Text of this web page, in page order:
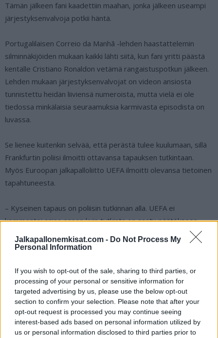
Jalkapallonemkisat.com - Do Not Process My
Personal Information
If you wish to opt-out of the sale, sharing to third parties, or
processing of your personal or sensitive information for
targeted advertising by us, please use the below opt-out
section to confirm your selection. Please note that after your
opt-out request is processed you may continue seeing
interest-based ads based on personal information utilized by
us or personal information disclosed to third parties prior to
Tämän jälkeen fani kaadettiin maahan, jonka jälkeen useampi
järjestyksenvalvoja potkii häntä.
Portugalilaisen Correio da Manhã -lehden haastattelemin
silminnäkijöiden mukaan kaikki lähti siitä, kun fani yritti päästä
kentälle Cristiano Ronaldon vetämä rangaistuspotkun jälkeen.
Lehden mukaan järjestyksenvalvojat on videon ansiosta
tunnistettu heidän liiviensä numeroista, mutta vielä ei ole
tiedossa minkälaisia seuraamuksia karmivasta episodista on
luvassa.
Se lienee kuitenkin selvää, että perästä tulee kuulumaan, sillä
Frankfurtin poliisi ilmoitti ottavansa tapauksen tutkintaan.
Myös Euroopan jalkapalloliitto UEFA ilmoitti olevansa tietoinen
tapahtuneesta.
– Kyseinen tapaus on poliisin tutkinnan alla. UEFA ei
kommentoi asiaa ennen kuin tutkinta on saatu päätökseen,
Järjestyksenvalvojat hakkaavat fania
Portugalin ja Slovenian välisen ottelun
aikana:
https://twitter.com/Record_Portugal/status/1808214656198